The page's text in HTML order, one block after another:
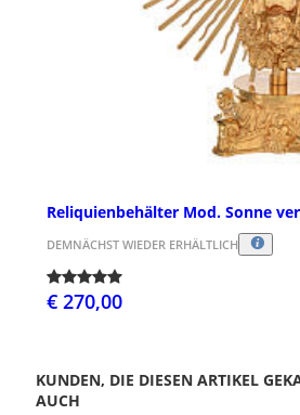
Reliquienbehälter Mod. Sonne
DEMNÄCHST WIEDER ERHÄLTLICH
€ 270,00
KUNDEN, DIE DIESEN ARTIKEL
AUCH